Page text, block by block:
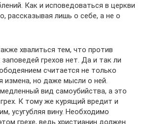
Как и исповедоваться в церкви
рассказывая лишь о себе, а не о
хвалиться тем, что против
грехов нет. Да и так ли
считается не только
измена, но даже мысли о ней.
вид самоубийства, а это
К тому же курящий вредит и
усугубляя вину. Необходимо
грехе, ведь христианин должен